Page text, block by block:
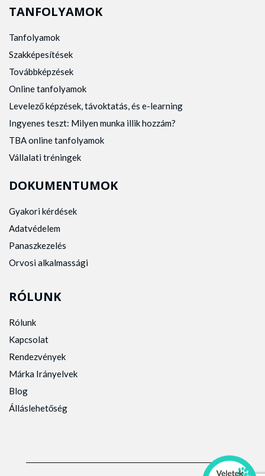
TANFOLYAMOK
Tanfolyamok
Szakképesítések
Továbbképzések
Online tanfolyamok
Levelező képzések, távoktatás, és e-learning
Ingyenes teszt: Milyen munka illik hozzám?
TBA online tanfolyamok
Vállalati tréningek
DOKUMENTUMOK
Gyakori kérdések
Adatvédelem
Panaszkezelés
Orvosi alkalmassági
RÓLUNK
Rólunk
Kapcsolat
Rendezvények
Márka Irányelvek
Blog
Álláslehetőség